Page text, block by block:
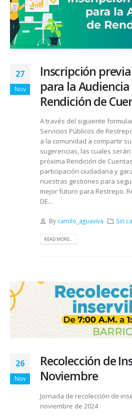
27
Nov
Inscripción
para la
Rendición de
A través del siguiente
Servicios Públicos de
a la comunidad a compartir
sugerencias, las cuales
próxima Rendición de
participación ciudadana y
nuestras gestiones para
mejor futuro para Restrepo.
DE...
By camilo_aguaviva Sin
READ MORE...
26
Nov
Recolección de
Noviembre
Jornada de recolección de
noviembre de 2024